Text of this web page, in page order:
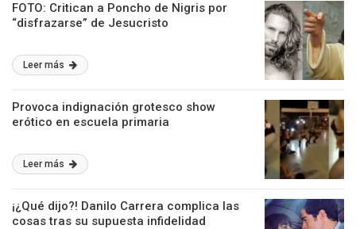
FOTO: Critican a Poncho de Nigris por
“disfrazarse” de Jesucristo
Leer más
Provoca indignación grotesco show
erótico en escuela primaria
Leer más
¡¿Qué dijo?! Danilo Carrera complica las
cosas tras su supuesta infidelidad